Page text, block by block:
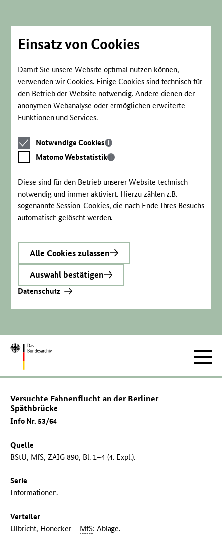
Einsatz von Cookies
Damit Sie unsere Website optimal nutzen können,
verwenden wir Cookies. Einige Cookies sind technisch für
den Betrieb der Website notwendig. Andere dienen der
anonymen Webanalyse oder ermöglichen erweiterte
Funktionen und Services.
Notwendige
Cookies
Notwendige Cookies
Matomo
Webstatistik
Matomo Webstatistik
Diese sind für den Betrieb unserer Website technisch
notwendig und immer aktiviert. Hierzu zählen z.B.
sogenannte Session-Cookies, die nach Ende Ihres Besuchs
automatisch gelöscht werden.
Alle Cookies zulassen
Auswahl bestätigen
Datenschutz
Zur
Versuchte Fahnenflucht an der Berliner
Späthbrücke
Info Nr. 53/64
Quelle
BStU, MfS,ZAIG 890, Bl. 1–4 (4. Expl.).
Serie
Informationen.
Verteiler
Ulbricht, Honecker – MfS: Ablage.